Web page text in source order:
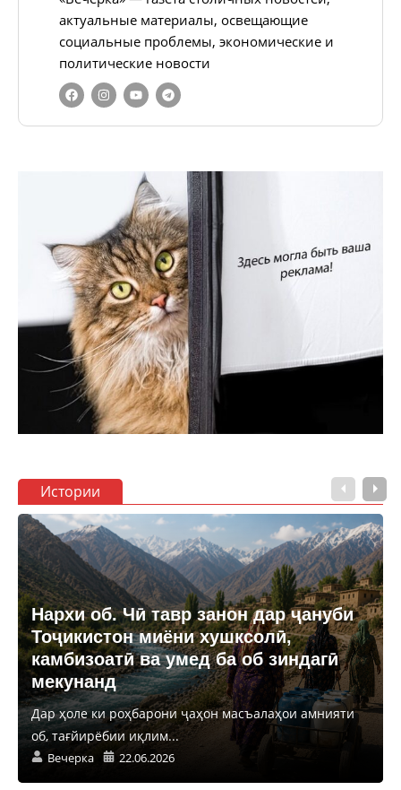
актуальные материалы, освещающие
социальные проблемы, экономические и
политические новости
Истории
Нархи об. Чӣ тавр занон дар ҷануби
Тоҷикистон миёни хушксолӣ,
камбизоатӣ ва умед ба об зиндагӣ
мекунанд
Дар ҳоле ки роҳбарони ҷаҳон масъалаҳои амнияти
об, тағйирёбии иқлим...
Вечерка 22.06.2026